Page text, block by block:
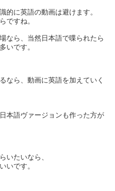
的に英語の動画は避けます。
ですね。
なら、当然日本語で喋られたら
いです。
なら、動画に英語を加えていく
本語ヴァージョンも作った方が
いたいなら、
いです。